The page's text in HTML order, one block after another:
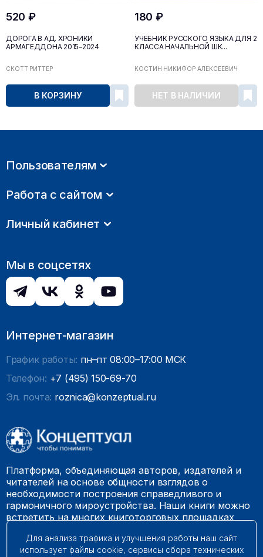
520 ₽
ДОРОГА В АД. ХРОНИКИ
АРМАГЕДДОНА 2015–2024
СКОТТ РИТТЕР
В КОРЗИНУ
180 ₽
УЧЕБНИК РУССКОГО ЯЗЫКА ДЛЯ 2
КЛАССА НАЧАЛЬНОЙ ШК...
КОСТИН НИКИФОР АЛЕКСЕЕВИЧ
НЕТ В НАЛИЧИИ
Пользователям
Работа с сайтом
Личный кабинет
Мы в соцсетях
Интернет-магазин
График работы: пн–пт 08:00–17:00 МСК
Телефон: +7 (495) 150-69-70
Эл. почта: roznica@konzeptual.ru
Платформа, объединяющая авторов, издателей и
читателей на основе общности взглядов о
необходимости построения справедливого и
гармоничного мироустройства. Наши книги можно
встретить на многих книготорговых площадках
© 2009 – 2026. Все права защищены.
Для анализа трафика и улучшения работы наш сайт
использует файлы cookie, сервисы сбора технических